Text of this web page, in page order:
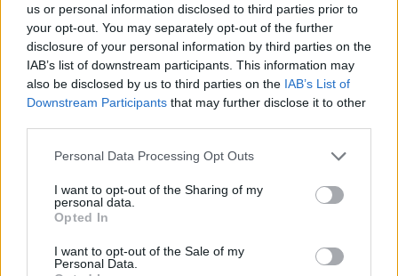
us or personal information disclosed to third parties prior to
your opt-out. You may separately opt-out of the further
disclosure of your personal information by third parties on the
IAB’s list of downstream participants. This information may
also be disclosed by us to third parties on the IAB’s List of
Downstream Participants that may further disclose it to other
Personal Data Processing Opt Outs
I want to opt-out of the Sharing of my
personal data.
Opted In
I want to opt-out of the Sale of my
Personal Data.
Отличиха победителите в конкурса
"Застрахователи за обществото
2022"
06.10.2022 / 11:38